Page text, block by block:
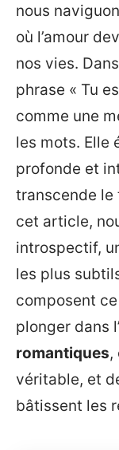
nous
où l’amour
nos vies.
phrase « Tu
comme une
les mots. Elle
profonde et
transcende le
cet article,
introspectif,
les plus
composent
plonger dans
romantiques,
véritable, et
bâtissent les